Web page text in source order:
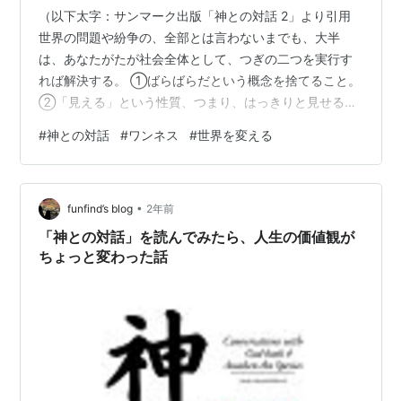
（以下太字：サンマーク出版「神との対話 2」より引用
世界の問題や紛争の、全部とは言わないまでも、大半
は、あなたがたが社会全体として、つぎの二つを実行す
れば解決する。 ①ばらばらだという概念を捨てること。
②「見える」という性質、つまり、はっきりと見せると
らだと考えないように。そして、わたしから離れている
とも考えないように。誰にでも真実だけを話し、わたし
についての最も偉大な真実以外は認めないこと。 第一を
選択すれば、第二は自然についてくる。あなたがたすべ
てがひとつであることを理解すれば、真実でないことを
話したり、大切なデータを隠したり、ひとに…
#神との対話 #ワンネス #世界を変える
funfind’s blog • 2年前
「神との対話」を読んでみたら、人生の価値観が
ちょっと変わった話